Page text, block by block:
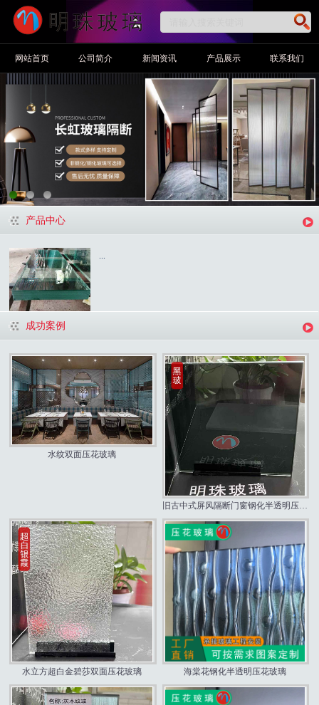
网站首页 公司简介 新闻资讯 产品展示 联系我们
产品中心
...
成功案例
水纹双面压花玻璃
旧古中式屏风隔断门窗钢化半透明压花玻璃
水立方超白金碧莎双面压花玻璃 海棠花钢化半透明压花玻璃